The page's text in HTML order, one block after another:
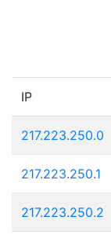
IP
217.223.250.0
217.223.250.1
217.223.250.2